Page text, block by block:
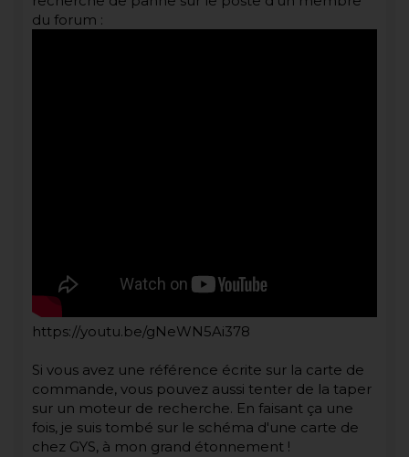
du forum :
https://youtu.be/gNeWN5Ai378
Si vous avez une référence écrite sur la carte de
commande, vous pouvez aussi tenter de la taper
sur un moteur de recherche. En faisant ça une
fois, je suis tombé sur le schéma d'une carte de
chez GYS, à mon grand étonnement !